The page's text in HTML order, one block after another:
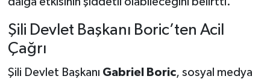
Şili Devlet Başkanı Boric’ten Acil
Çağrı
Şili Devlet Başkanı Gabriel Boric, sosyal medya